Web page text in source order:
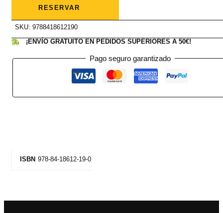
cantidad
RESERVAR
SKU: 9788418612190
¡ENVÍO GRATUITO EN PEDIDOS SUPERIORES A 50€!
Pago seguro garantizado
ISBN 978-84-18612-19-0